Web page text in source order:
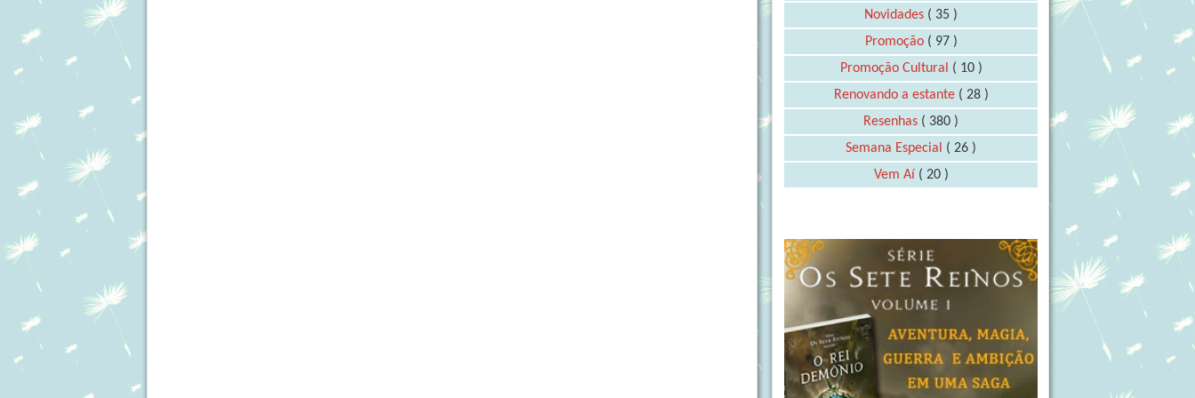
Novidades ( 35 )
Promoção ( 97 )
Promoção Cultural ( 10 )
Renovando a estante ( 28 )
Resenhas ( 380 )
Semana Especial ( 26 )
Vem Aí ( 20 )